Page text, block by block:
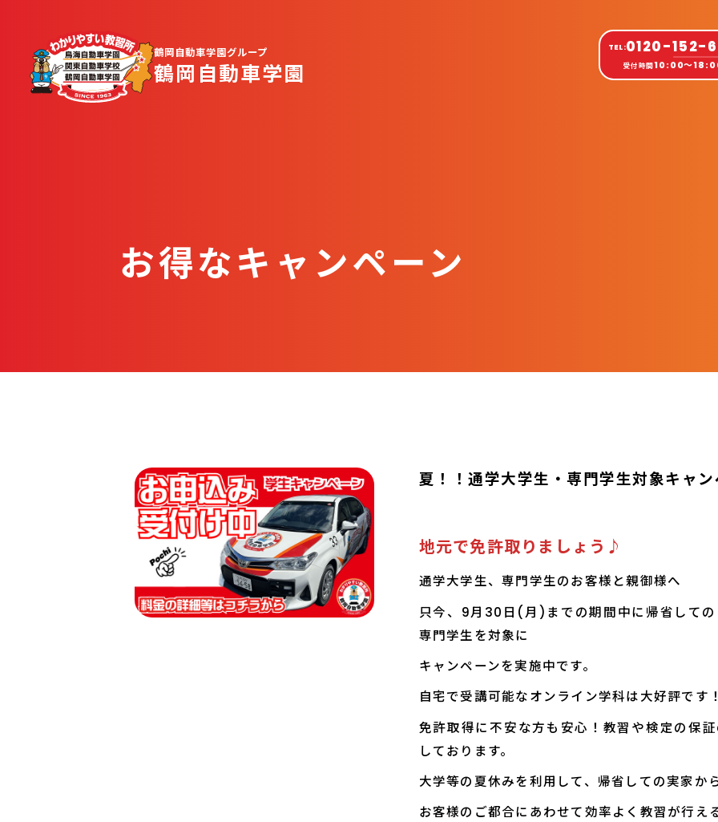
鶴岡自動車学園グループ
鶴岡自動車学園
TEL:0120-152-
受付時間10:00〜
お得なキャンペーン
夏！！通学大学生・専門学生対象キャ
地元で免許取りましょう♪
通学大学生、専門学生のお客様と親御様へ
只今、9月30日(月)までの期間中に帰省して
専門学生を対象に
キャンペーンを実施中です。
自宅で受講可能なオンライン学科は大好評です
免許取得に不安な方も安心！教習や検定の保
しております。
大学等の夏休みを利用して、帰省しての実家か
お客様のご都合にあわせて効率よく教習が行え